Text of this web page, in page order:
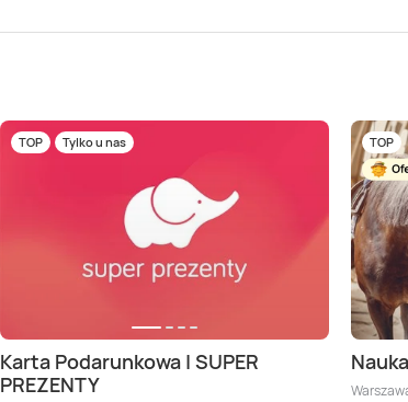
TOP Tylko u nas
Karta Podarunkowa | SUPER
PREZENTY
TOP